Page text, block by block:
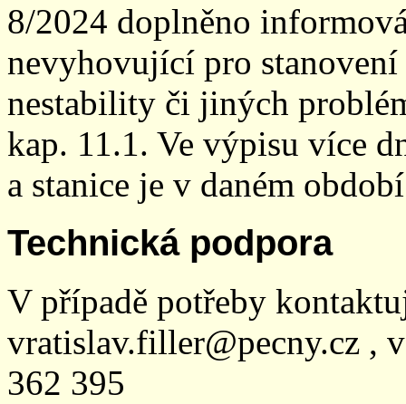
8/2024 doplněno
nevyhovující pro
nestability či jiných
kap. 11.1. Ve výpisu více
a stanice je v daném
Technická podpora
V případě potřeby
vratislav.filler@pecny.cz ,
362 395